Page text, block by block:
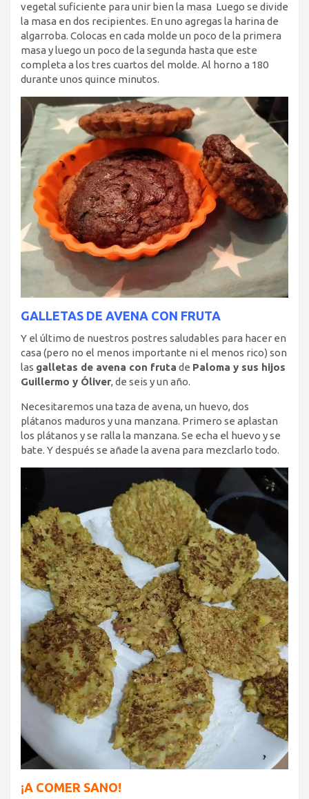
vegetal suficiente para unir bien la masa Luego se divide
la masa en dos recipientes. En uno agregas la harina de
algarroba. Colocas en cada molde un poco de la primera
masa y luego un poco de la segunda hasta que este
completa a los tres cuartos del molde. Al horno a 180
durante unos quince minutos.
GALLETAS DE AVENA CON FRUTA
Y el último de nuestros postres saludables para hacer en
casa (pero no el menos importante ni el menos rico) son
las galletas de avena con fruta de Paloma y sus hijos
Guillermo y Óliver, de seis y un año.
Necesitaremos una taza de avena, un huevo, dos
plátanos maduros y una manzana. Primero se aplastan
los plátanos y se ralla la manzana. Se echa el huevo y se
bate. Y después se añade la avena para mezclarlo todo.
¡A COMER SANO!